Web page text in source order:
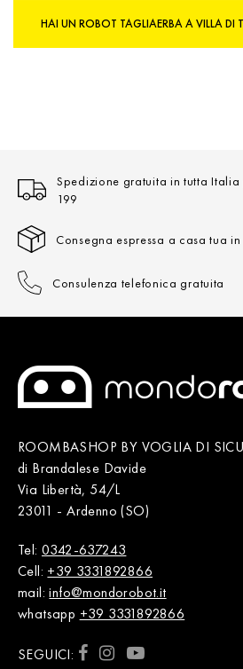
HAI UN ROBOT TAGLIAERBA A VILLA DI
Spedizione gratuita in tutta
199
Consegna espressa a casa tua
Consulenza telefonica gratuita
ROOMBASHOP BY VOGLIA DI
di Brandalese Davide
Via Libertà, 54/L
23011 - Ardenno (SO)
Tel: 0342-637243
Cell: +39 3331892866
mail:info@mondorobot.it
whatsapp +39 3331892866
SEGUICI: